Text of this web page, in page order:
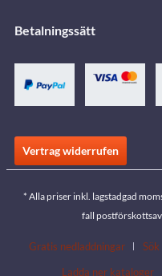
Betalningssätt
Vertrag widerrufen
* Alla priser inkl. lagstadgad
fall
Gratis nedladdningar
Ladda ner kataloger